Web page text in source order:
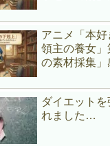
アニメ「本好
領主の養女
の素材採集」
ダイエット
れました…